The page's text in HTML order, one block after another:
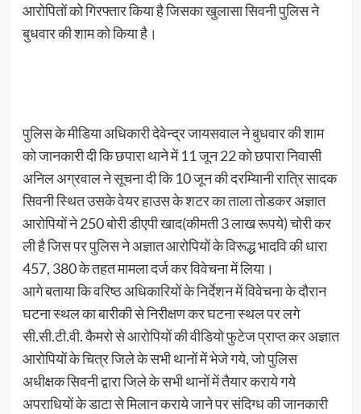
आरोपितों को गिरफ्तार किया है जिसका खुलासा सिवनी पुलिस ने
बुधवार की शाम को किया है।
पुलिस के मीडिया अधिकारी देवेन्द्र जायसवाल ने बुधवार की शाम
को जानकारी दी कि छपारा थाने में 11 जून 22 को छपारा निवासी
अनिल अग्रवाल ने सूचना दी कि 10 जून की दरम्यिानी रात्रि सादक
सिवनी स्थित उसके वेयर हाउस के शटर का ताला तोडकर अज्ञात
आरोपियों ने 250 बोरी डीएपी खाद(कीमती 3 लाख रूपये) चोरी कर
ली है जिस पर पुलिस ने अज्ञात आरोपियों के विरूद्ध भादवि की धारा
457, 380 के तहत मामला दर्ज कर विवेचना में लिया।
आगे बताया कि वरिष्ठ अधिकारियों के निर्देशन में विवेचना के दौरान
घटना स्थल का बारीकी से निरीक्षण कर घटना स्थल पर लगे
सी.सी.टी.वी. कैमरो से आरोपियों की वीडियो फुटेज प्राप्त कर अज्ञात
आरोपियों के चित्र जिले के सभी थानों में भेजे गये, जो पुलिस
अधीक्षक सिवनी द्वारा जिले के सभी थानों में तैयार कराये गये
अपराधियों के डाटा से मिलान कराये जाने पर संदिग्ध की जानकारी